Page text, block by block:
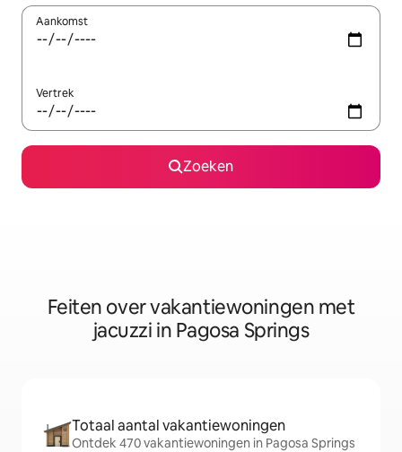
Aankomst
Vertrek
Zoeken
Feiten over vakantiewoningen met
jacuzzi in Pagosa Springs
Totaal aantal vakantiewoningen
Ontdek 470 vakantiewoningen in Pagosa Springs